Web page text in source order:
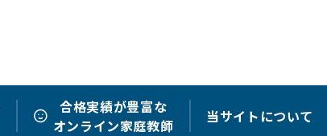
合格実績が豊富な
オンライン家庭教師
当サイトについて